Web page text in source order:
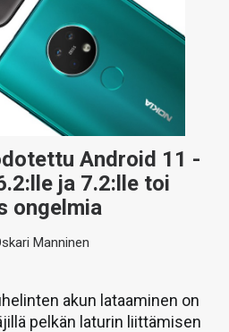
Android 11 -
ja 7.2:lle toi
ongelmia
Manninen
akun lataaminen on
pelkän laturin liittämisen